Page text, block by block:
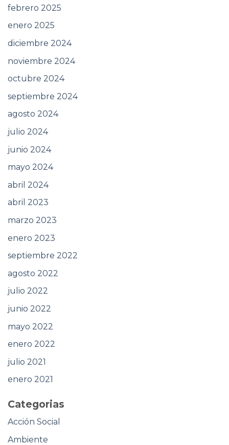
febrero 2025
enero 2025
diciembre 2024
noviembre 2024
octubre 2024
septiembre 2024
agosto 2024
julio 2024
junio 2024
mayo 2024
abril 2024
abril 2023
marzo 2023
enero 2023
septiembre 2022
agosto 2022
julio 2022
junio 2022
mayo 2022
enero 2022
julio 2021
enero 2021
Categorias
Acción Social
Ambiente